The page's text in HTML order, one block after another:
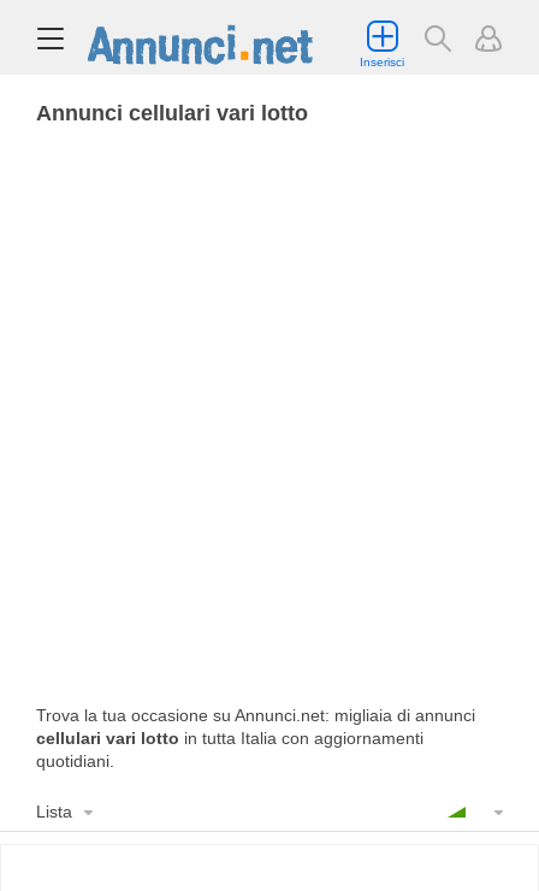
Inserisci
Annunci cellulari vari lotto
Trova la tua occasione su Annunci.net: migliaia di annunci
cellulari vari lotto in tutta Italia con aggiornamenti
quotidiani.
Lista